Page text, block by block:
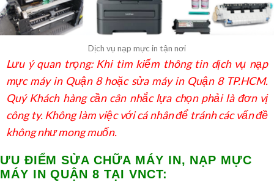
Dịch vụ nạp mực in tận nơi
Lưu ý quan trọng: Khi tìm kiếm thông tin dịch vụ nạp
mực máy in Quận 8 hoặc sửa máy in Quận 8 TP.HCM.
Quý Khách hàng cần cân nhắc lựa chọn phải là đơn vị
công ty. Không làm việc với cá nhân để tránh các vấn đề
không như mong muốn.
ƯU ĐIỂM SỬA CHỮA MÁY IN, NẠP MỰC
MÁY IN QUẬN 8 TẠI VNCT: